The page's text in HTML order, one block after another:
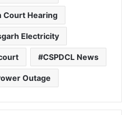
Court Hearing
Electricity
CSPDCL News
Outage